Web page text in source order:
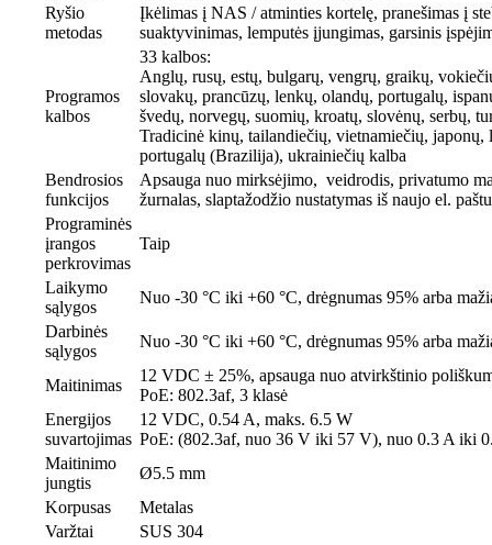
Ryšio
metodas
Įkėlimas į NAS / atminties kortelę, pranešimas į
suaktyvinimas, lemputės įjungimas, garsinis
Programos
kalbos
33 kalbos:
Anglų, rusų, estų, bulgarų, vengrų, graikų,
slovakų, prancūzų, lenkų, olandų, portugalų,
švedų, norvegų, suomių, kroatų, slovėnų, serbų,
Tradicinė kinų, tailandiečių, vietnamiečių,
portugalų (Brazilija), ukrainiečių kalba
Bendrosios
funkcijos
Apsauga nuo mirksėjimo, veidrodis, privatumo
žurnalas, slaptažodžio nustatymas iš naujo el.
Programinės
įrangos
perkrovimas
Taip
Laikymo
sąlygos
Nuo -30 °C iki +60 °C, drėgnumas 95% arba
Darbinės
sąlygos
Nuo -30 °C iki +60 °C, drėgnumas 95% arba
Maitinimas
12 VDC ± 25%, apsauga nuo atvirkštinio
PoE: 802.3af, 3 klasė
Energijos
suvartojimas
12 VDC, 0.54 A, maks. 6.5 W
PoE: (802.3af, nuo 36 V iki 57 V), nuo 0.3 A iki
Maitinimo
jungtis
Ø5.5 mm
Korpusas
Metalas
Varžtai
SUS 304